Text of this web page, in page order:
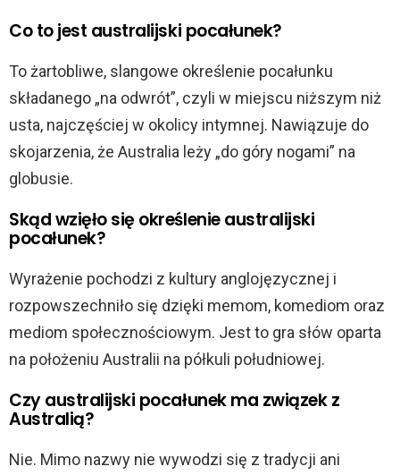
Co to jest australijski pocałunek?
To żartobliwe, slangowe określenie pocałunku
składanego „na odwrót”, czyli w miejscu niższym niż
usta, najczęściej w okolicy intymnej. Nawiązuje do
skojarzenia, że Australia leży „do góry nogami” na
globusie.
Skąd wzięło się określenie australijski
pocałunek?
Wyrażenie pochodzi z kultury anglojęzycznej i
rozpowszechniło się dzięki memom, komediom oraz
mediom społecznościowym. Jest to gra słów oparta
na położeniu Australii na półkuli południowej.
Czy australijski pocałunek ma związek z
Australią?
Nie. Mimo nazwy nie wywodzi się z tradycji ani